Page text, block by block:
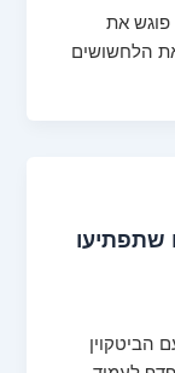
פוגש את
הלחשושים
שתפתיעו
הביטקוין